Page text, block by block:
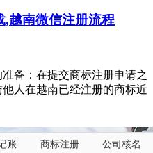
,越南微信注册流程
备：在提交商标注册申请之
人在越南已经注册的商标近
账 商标注册 公司核名